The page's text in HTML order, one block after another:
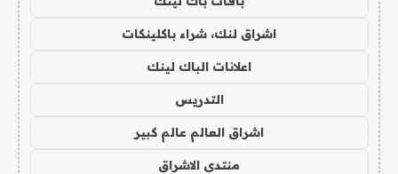
اشراق لنك، شراء باكلينكات
اعلانات الباك لينك
التدريس
اشراق العالم عالم كبير
منتدى الاشراق